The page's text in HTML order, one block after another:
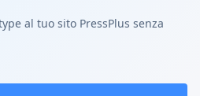
al tuo sito PressPlus senza